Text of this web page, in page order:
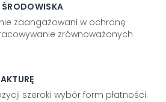
zaangażowani w ochronę
zrównoważonych
szeroki wybór form płatności.